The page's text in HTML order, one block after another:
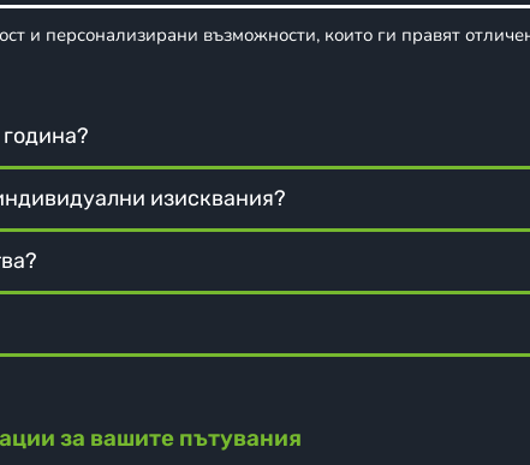
и персонализирани възможности, които ги правят
изисквания?
за вашите пътувания